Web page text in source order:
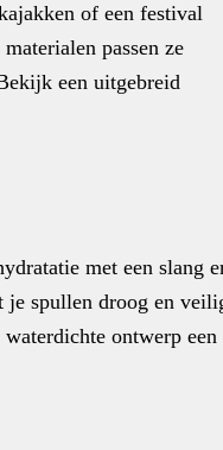
of een festival
passen ze
een uitgebreid
met een
spullen droog en
ontwerp